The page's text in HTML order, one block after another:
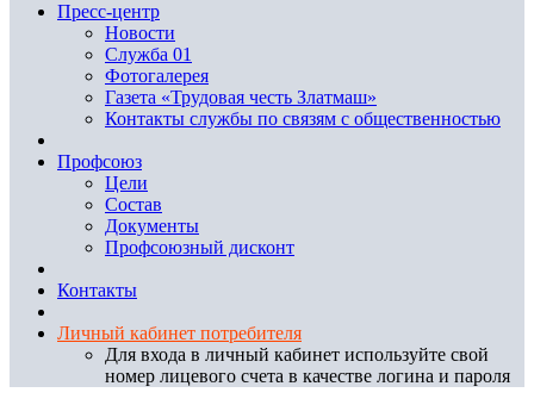
Пресс-центр
Новости
Служба 01
Фотогалерея
Газета «Трудовая честь Златмаш»
Контакты службы по связям с общественностью
Профсоюз
Цели
Состав
Документы
Профсоюзный дисконт
Контакты
Личный кабинет потребителя
Для входа в личный кабинет используйте свой
номер лицевого счета в качестве логина и пароля